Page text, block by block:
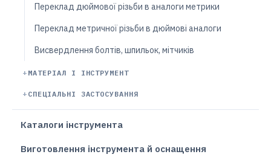
Переклад дюймової різьби в аналоги метрики
Переклад метричної різьби в дюймові аналоги
Висвердлення болтів, шпильок, мітчиків
МАТЕРІАЛ І ІНСТРУМЕНТ
СПЕЦІАЛЬНІ ЗАСТОСУВАННЯ
Каталоги інструмента
Виготовлення інструмента й оснащення